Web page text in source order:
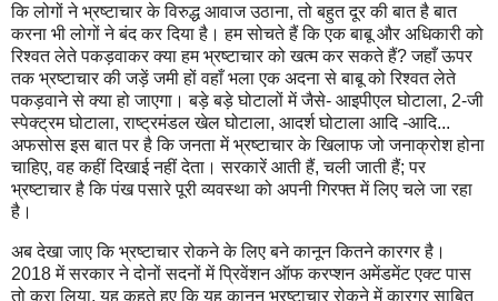
कि लोगों ने भ्रष्टाचार के विरुद्ध आवाज उठाना,तो बहुत दूर की बात है बात
करना भी लोगों ने बंद कर दिया है। हम सोचते हैं कि एक बाबू और अधिकारी को
रिश्वत लेते पकड़वाकर क्या हम भ्रष्टाचार को खत्म कर सकते हैं?जहाँ ऊपर
तक भ्रष्टाचार की जड़ें जमी हों वहाँ भला एक अदना से बाबू को रिश्वत लेते
पकड़वाने से क्या हो जाएगा। बड़े बड़े घोटालों में जैसे- आइपीएल घोटाला, 2-जी
स्पेक्ट्रम घोटाला,राष्ट्रमंडल खेल घोटाला, आदर्श घोटाला आदि -आदि...
अफसोस इस बात पर है कि जनता में भ्रष्टाचार के खिलाफ जो जनाक्रोश होना
चाहिए,वह कहीं दिखाई नहीं देता। सरकारें आती हैं,चली जाती हैं;पर
भ्रष्टाचार है कि पंख पसारे पूरी व्यवस्था को अपनी गिरफ्त में लिए चले जा रहा
है।
अब देखा जाए कि भ्रष्टाचार रोकने के लिए बने कानून कितने कारगर है।
2018में सरकार ने दोनों सदनों में प्रिवेंशन ऑफ करप्शन अमेंडमेंट एक्ट पास
तो करा लिया,यह कहते हुए कि यह कानून भ्रष्टाचार रोकने में कारगर साबित